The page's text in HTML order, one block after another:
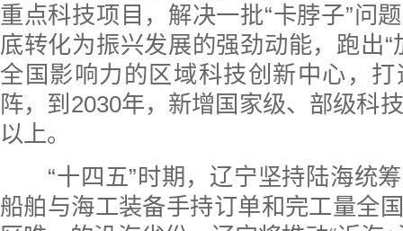
重点科技项目，解决一批“卡脖子”问
底转化为振兴发展的强劲动能，跑出“
全国影响力的区域科技创新中心，
阵，到2030年，新增国家级、部级科
以上。
“十四五”时期，辽宁坚持陆海统筹
船舶与海工装备手持订单和完工量全